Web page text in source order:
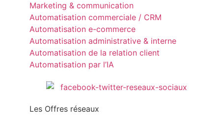
Marketing & communication
Automatisation commerciale / CRM
Automatisation e-commerce
Automatisation administrative & interne
Automatisation de la relation client
Automatisation par l’IA
Les Offres réseaux